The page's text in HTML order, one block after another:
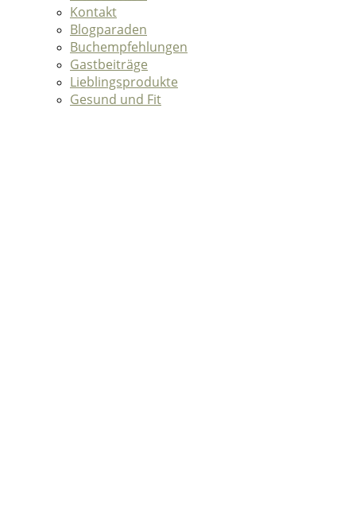
Kontakt
Blogparaden
Buchempfehlungen
Gastbeiträge
Lieblingsprodukte
Gesund und Fit